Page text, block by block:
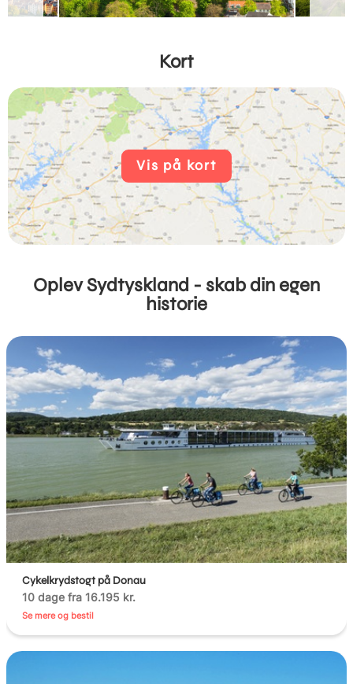
Kort
Vis på kort
Oplev Sydtyskland - skab din egen
historie
Cykelkrydstogt på Donau
10 dage fra 16.195 kr.
Se mere og bestil